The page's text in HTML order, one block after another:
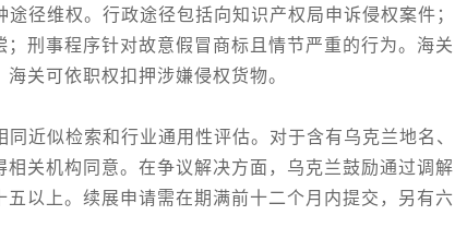
维权。行政途径包括向知识产权局申诉侵权案件；
刑事程序针对故意假冒商标且情节严重的行为。海关
关可依职权扣押涉嫌侵权货物。
似检索和行业通用性评估。对于含有乌克兰地名、
关机构同意。在争议解决方面，乌克兰鼓励通过调解
以上。续展申请需在期满前十二个月内提交，另有六